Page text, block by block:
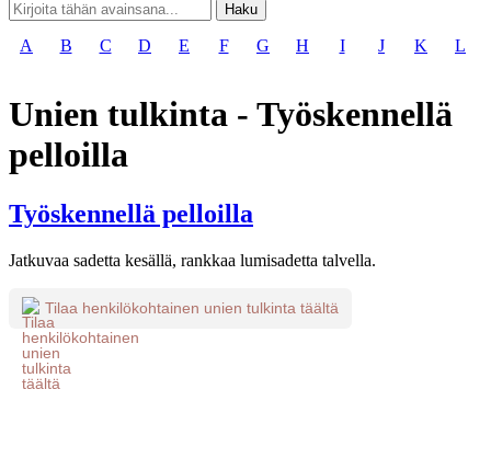
Haku
A B C D E F G H I J K L
Unien tulkinta - Työskennellä
pelloilla
Työskennellä pelloilla
Jatkuvaa sadetta kesällä, rankkaa lumisadetta talvella.
Tilaa henkilökohtainen unien tulkinta täältä